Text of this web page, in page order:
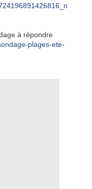
à répondre
plages-ete-